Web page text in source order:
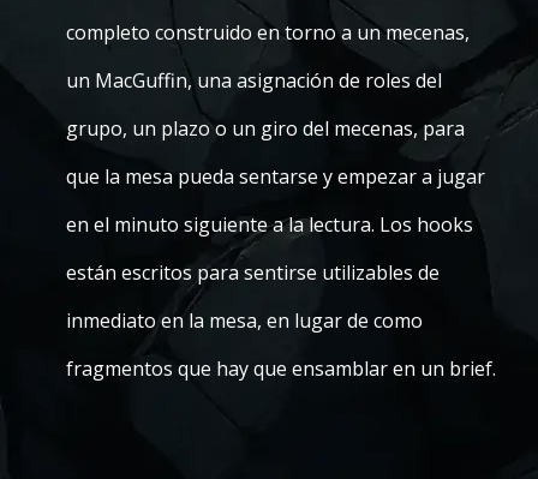
completo construido en torno a un mecenas,
un MacGuffin, una asignación de roles del
grupo, un plazo o un giro del mecenas, para
que la mesa pueda sentarse y empezar a jugar
en el minuto siguiente a la lectura. Los hooks
están escritos para sentirse utilizables de
inmediato en la mesa, en lugar de como
fragmentos que hay que ensamblar en un brief.